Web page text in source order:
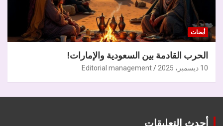
أبحاث
الحرب القادمة بين السعودية والإمارات!
10 ديسمبر، 2025 Editorial management
أحدث التعليقات